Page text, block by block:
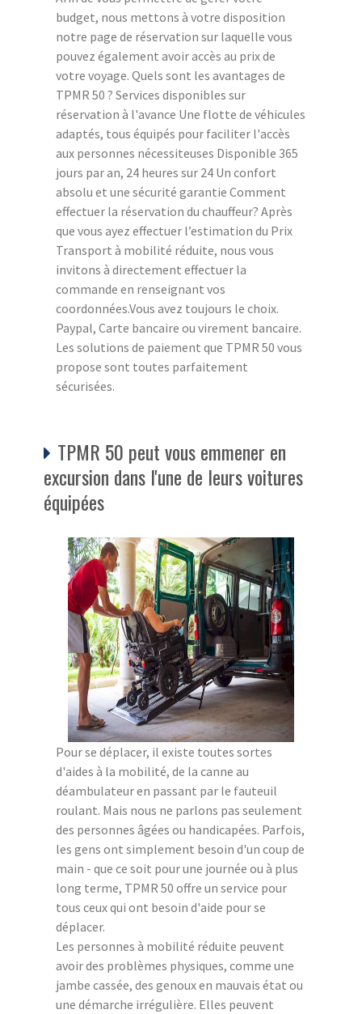
budget, nous mettons à votre disposition
notre page de réservation sur laquelle vous
pouvez également avoir accès au prix de
votre voyage. Quels sont les avantages de
TPMR 50 ? Services disponibles sur
réservation à l'avance Une flotte de véhicules
adaptés, tous équipés pour faciliter l'accès
aux personnes nécessiteuses Disponible 365
jours par an, 24 heures sur 24 Un confort
absolu et une sécurité garantie Comment
effectuer la réservation du chauffeur? Après
que vous ayez effectuer l’estimation du Prix
Transport à mobilité réduite, nous vous
invitons à directement effectuer la
commande en renseignant vos
coordonnées.Vous avez toujours le choix.
Paypal, Carte bancaire ou virement bancaire.
Les solutions de paiement que TPMR 50 vous
propose sont toutes parfaitement
sécurisées.
TPMR 50 peut vous emmener en
excursion dans l'une de leurs voitures
équipées
Pour se déplacer, il existe toutes sortes
d'aides à la mobilité, de la canne au
déambulateur en passant par le fauteuil
roulant. Mais nous ne parlons pas seulement
des personnes âgées ou handicapées. Parfois,
les gens ont simplement besoin d'un coup de
main - que ce soit pour une journée ou à plus
long terme, TPMR 50 offre un service pour
tous ceux qui ont besoin d'aide pour se
déplacer.
Les personnes à mobilité réduite peuvent
avoir des problèmes physiques, comme une
jambe cassée, des genoux en mauvais état ou
une démarche irrégulière. Elles peuvent